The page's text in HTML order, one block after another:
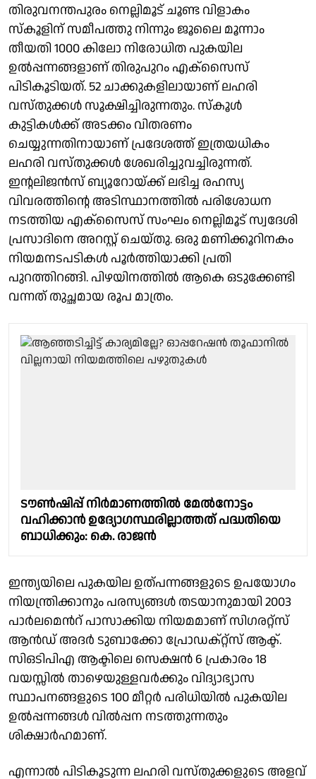
തിരുവനന്തപുരം നെല്ലിമൂട് ചൂണ്ട വിളാകം
സ്കൂളിന് സമീപത്തു നിന്നും ജൂലൈ മൂന്നാം
തീയതി 1000 കിലോ നിരോധിത പുകയില
ഉൽപ്പന്നങ്ങളാണ് തിരുപുറം എക്സൈസ്
പിടികൂടിയത്. 52 ചാക്കുകളിലായാണ് ലഹരി
വസ്തുക്കൾ സൂക്ഷിച്ചിരുന്നതും. സ്കൂൾ
കുട്ടികൾക്ക് അടക്കം വിതരണം
ചെയ്യുന്നതിനായാണ് പ്രദേശത്ത് ഇത്രയധികം
ലഹരി വസ്തുക്കൾ ശേഖരിച്ചുവച്ചിരുന്നത്.
ഇൻ്റലിജൻസ് ബ്യൂറോയ്ക്ക് ലഭിച്ച രഹസ്യ
വിവരത്തിൻ്റെ അടിസ്ഥാനത്തിൽ പരിശോധന
നടത്തിയ എക്സൈസ് സംഘം നെല്ലിമൂട് സ്വദേശി
പ്രസാദിനെ അറസ്റ്റ് ചെയ്തു. ഒരു മണിക്കൂറിനകം
നിയമനടപടികൾ പൂർത്തിയാക്കി പ്രതി
പുറത്തിറങ്ങി. പിഴയിനത്തിൽ ആകെ ഒടുക്കേണ്ടി
വന്നത് തുച്ഛമായ രൂപ മാത്രം.
ടൗൺഷിപ്പ് നിർമാണത്തിൽ മേൽനോട്ടം
വഹിക്കാൻ ഉദ്യോഗസ്ഥരില്ലാത്തത് പദ്ധതിയെ
ബാധിക്കും: കെ. രാജൻ
ഇന്ത്യയിലെ പുകയില ഉത്പന്നങ്ങളുടെ ഉപയോഗം
നിയന്ത്രിക്കാനും പരസ്യങ്ങൾ തടയാനുമായി 2003
പാർലമെൻറ് പാസാക്കിയ നിയമമാണ് സിഗരറ്റ്സ്
ആൻഡ് അദർ ടുബാക്കോ പ്രോഡക്റ്റ്സ് ആക്ട്.
സിഒടിപിഎ ആക്ടിലെ സെക്ഷൻ 6 പ്രകാരം 18
വയസ്സിൽ താഴെയുള്ളവർക്കും വിദ്യാഭ്യാസ
സ്ഥാപനങ്ങളുടെ 100 മീറ്റർ പരിധിയിൽ പുകയില
ഉൽപ്പന്നങ്ങൾ വിൽപ്പന നടത്തുന്നതും
ശിക്ഷാർഹമാണ്.
എന്നാൽ പിടികൂടുന്ന ലഹരി വസ്തുക്കളുടെ അളവ്